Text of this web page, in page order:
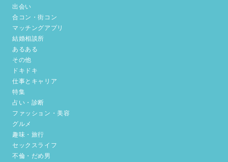
出会い
合コン・街コン
マッチングアプリ
結婚相談所
あるある
その他
ドキドキ
仕事とキャリア
特集
占い・診断
ファッション・美容
グルメ
趣味・旅行
セックスライフ
不倫・だめ男